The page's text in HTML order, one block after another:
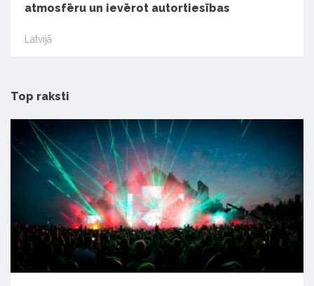
atmosfēru un ievērot autortiesības
Latvijā
Top raksti